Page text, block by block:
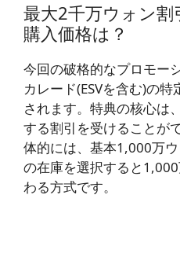
最大2千万ウォン割
購入価格は？
今回の破格的なプロモー
カレード(ESVを含む)の
されます。特典の核心は、
する割引を受けることが
体的には、基本1,000万
の在庫を選択すると
わる方式です。